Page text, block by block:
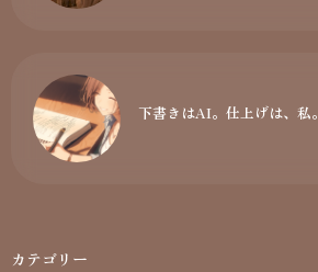
下書きはAI。仕上げは、私。
カテゴリー